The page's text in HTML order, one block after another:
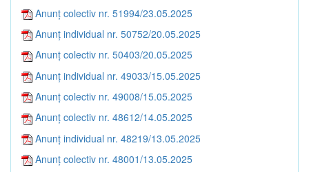
Anunț colectiv nr. 51994/23.05.2025
Anunț individual nr. 50752/20.05.2025
Anunț colectiv nr. 50403/20.05.2025
Anunț individual nr. 49033/15.05.2025
Anunț colectiv nr. 49008/15.05.2025
Anunț colectiv nr. 48612/14.05.2025
Anunț individual nr. 48219/13.05.2025
Anunț colectiv nr. 48001/13.05.2025